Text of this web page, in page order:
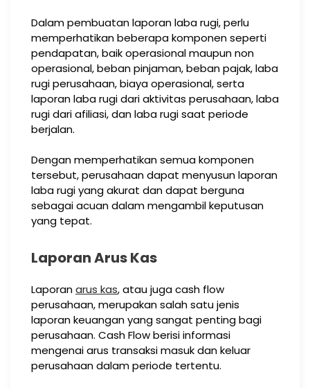
Dalam pembuatan laporan laba rugi, perlu
memperhatikan beberapa komponen seperti
pendapatan, baik operasional maupun non
operasional, beban pinjaman, beban pajak, laba
rugi perusahaan, biaya operasional, serta
laporan laba rugi dari aktivitas perusahaan, laba
rugi dari afiliasi, dan laba rugi saat periode
berjalan.
Dengan memperhatikan semua komponen
tersebut, perusahaan dapat menyusun laporan
laba rugi yang akurat dan dapat berguna
sebagai acuan dalam mengambil keputusan
yang tepat.
Laporan Arus Kas
Laporanarus kas, atau juga cash flow
perusahaan, merupakan salah satu jenis
laporan keuangan yang sangat penting bagi
perusahaan. Cash Flow berisi informasi
mengenai arus transaksi masuk dan keluar
perusahaan dalam periode tertentu.